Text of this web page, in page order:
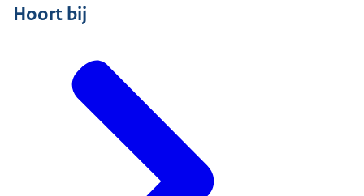
Hoort bij